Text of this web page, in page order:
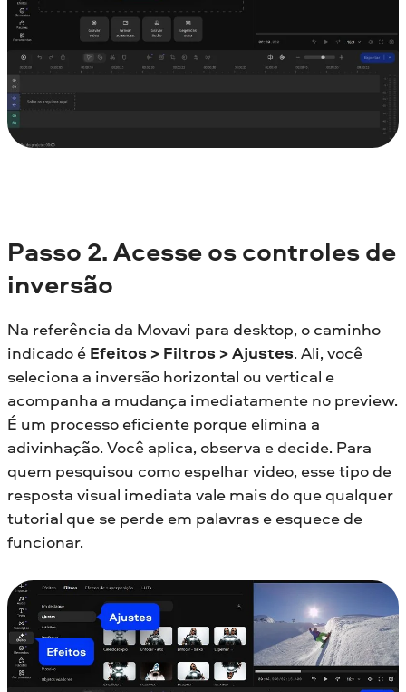
Passo 2. Acesse os controles de
inversão
Na referência da Movavi para desktop, o caminho
indicado é Efeitos > Filtros > Ajustes. Ali, você
seleciona a inversão horizontal ou vertical e
acompanha a mudança imediatamente no preview.
É um processo eficiente porque elimina a
adivinhação. Você aplica, observa e decide. Para
quem pesquisou como espelhar video, esse tipo de
resposta visual imediata vale mais do que qualquer
tutorial que se perde em palavras e esquece de
funcionar.